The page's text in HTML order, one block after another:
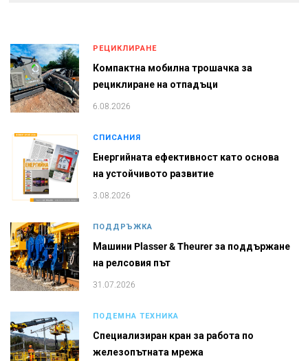
РЕЦИКЛИРАНЕ
Компактна мобилна трошачка за
рециклиране на отпадъци
6.08.2026
СПИСАНИЯ
Енергийната ефективност като основа
на устойчивото развитие
3.08.2026
ПОДДРЪЖКА
Машини Plasser & Theurer за поддържане
на релсовия път
31.07.2026
ПОДЕМНА ТЕХНИКА
Специализиран кран за работа по
железопътната мрежа